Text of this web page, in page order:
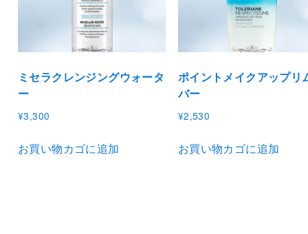
ミセラクレンジングウォータ
ー
¥3,300
お買い物カゴに追加
ポイントメイクアップリ
バー
¥2,530
お買い物カゴに追加